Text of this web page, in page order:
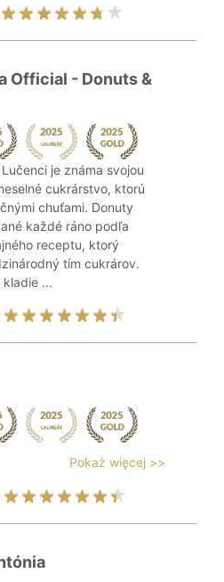
Official - Donuts &
je známa svojou
cukrárstvo, ktorú
chuťami. Donuty
každé ráno podľa
receptu, ktorý
tím cukrárov.
...
Pokaż więcej >>